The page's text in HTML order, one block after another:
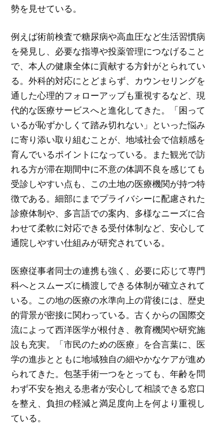
勢を見せている。
例えば術前検査で糖尿病や高血圧など生活習慣病
を発見し、必要な指導や投薬管理につなげること
で、本人の健康全体に貢献する方針がとられてい
る。外科的対応にとどまらず、カウンセリングを
通した心理的フォローアップも重視するなど、現
代的な医療サービスへと進化してきた。「困って
いるが恥ずかしくて踏み切れない」といった悩み
に寄り添い取り組むことが、地域社会で信頼感を
育んでいるポイントになっている。また観光で訪
れる方が滞在期間中に不意の体調不良を感じても
受診しやすい点も、この土地の医療機関が持つ特
徴である。細部にまでプライバシーに配慮された
診療体制や、多言語での案内、多様なニーズに合
わせて柔軟に対応できる受付体制など、安心して
通院しやすい仕組みが研究されている。
医療従事者同士の連携も強く、必要に応じて専門
科へとスムーズに橋渡しできる体制が確立されて
いる。この地の医療の水準向上の背後には、歴史
的背景が密接に関わっている。古くからの国際交
流によって西洋医学が根付き、教育機関や研究施
設も充実。「市民のための医療」を合言葉に、医
学の進歩とともに地域独自の細やかなケアが進め
られてきた。包茎手術一つをとっても、年齢を問
わず不安を抱える患者が安心して相談できる窓口
を整え、負担の軽減と満足度向上を何より重視し
ている。